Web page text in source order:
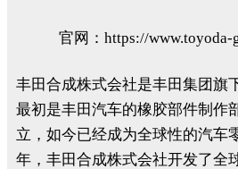
官网：https://www.toyoda-
丰田合成株式会社是丰田集团旗
最初是丰田汽车的橡胶部件制作
立，如今已经成为全球性的汽车
年，丰田合成株式会社开发了全